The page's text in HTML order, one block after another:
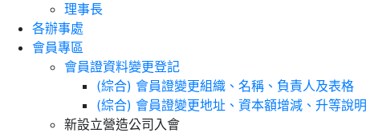
理事長
各辦事處
會員專區
會員證資料變更登記
(綜合) 會員證變更組織、名稱、負責人及表格
(綜合) 會員證變更地址、資本額增減、升等說明
新設立營造公司入會